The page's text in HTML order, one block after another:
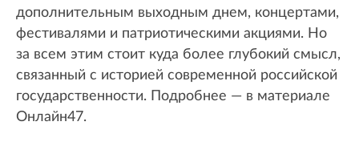
дополнительным выходным днем, концертами,
фестивалями и патриотическими акциями. Но
за всем этим стоит куда более глубокий смысл,
связанный с историей современной российской
государственности. Подробнее — в материале
Онлайн47.